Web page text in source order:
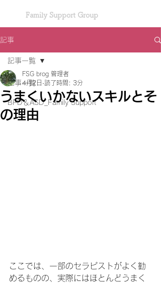
Family Support Group
記事
記事一覧
BPD＆ASD_Family Support
記事一覧
うまくいかないスキルとそ
の理由
FSG brog 管理者
4月2日 読了時間: 3分
ここでは、一部のセラピストがよく勧
めるものの、実際にはほとんどうまく